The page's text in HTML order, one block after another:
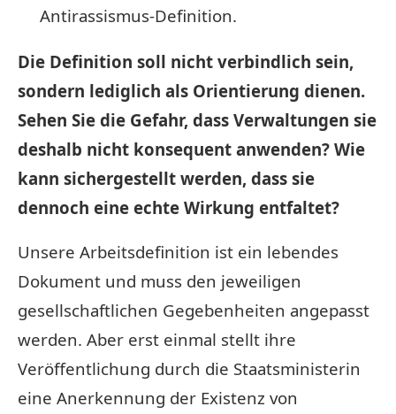
Antirassismus-Definition.
Die Definition soll nicht verbindlich sein,
sondern lediglich als Orientierung dienen.
Sehen Sie die Gefahr, dass Verwaltungen sie
deshalb nicht konsequent anwenden? Wie
kann sichergestellt werden, dass sie
dennoch eine echte Wirkung entfaltet?
Unsere Arbeitsdefinition ist ein lebendes
Dokument und muss den jeweiligen
gesellschaftlichen Gegebenheiten angepasst
werden. Aber erst einmal stellt ihre
Veröffentlichung durch die Staatsministerin
eine Anerkennung der Existenz von